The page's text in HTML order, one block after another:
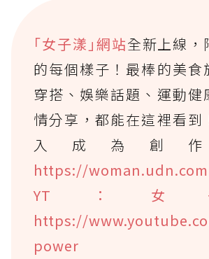
｢女子漾｣網站全新上線，
的每個樣子！最棒的美食
穿搭、娛樂話題、運動健
情分享，都能在這裡看到
入成為創
https://woman.udn.com
YT：女
https://
power